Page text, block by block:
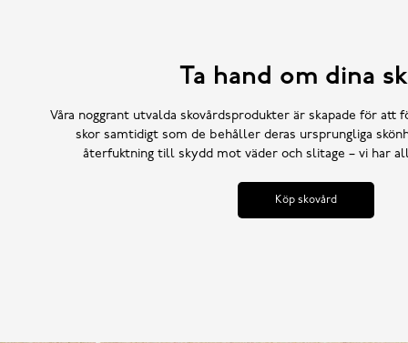
Ta hand om dina
Våra noggrant utvalda skovårdsprodukter är skapade för att
skor samtidigt som de behåller deras ursprungliga
återfuktning till skydd mot väder och slitage – vi har
Köp skovård